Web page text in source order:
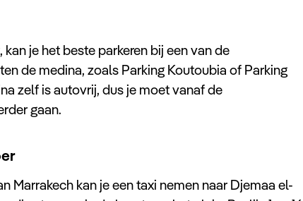
je het beste parkeren bij een van de
de medina, zoals Parking Koutoubia of Parking
zelf is autovrij, dus je moet vanaf de
gaan.
Marrakech kan je een taxi nemen naar Djemaa el-